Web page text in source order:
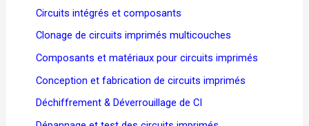
Circuits intégrés et composants
Clonage de circuits imprimés multicouches
Composants et matériaux pour circuits imprimés
Conception et fabrication de circuits imprimés
Déchiffrement & Déverrouillage de CI